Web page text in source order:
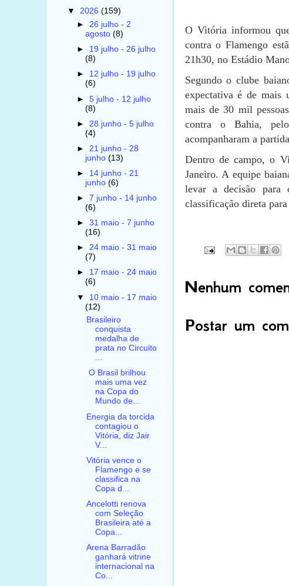
O Vitória informou
contra o Flamengo
21h30, no Estádio
Segundo o clube
expectativa é de mais
mais de 30 mil
contra o Bahia,
acompanharam a
Dentro de campo, o
Janeiro. A equipe
levar a decisão
classificação direta
Nenhum
Postar um
▼ 2026 (159)
► 26 julho - 2
agosto (8)
► 19 julho - 26 julho
(8)
► 12 julho - 19 julho
(6)
► 5 julho - 12 julho
(8)
► 28 junho - 5 julho
(4)
► 21 junho - 28
junho (13)
► 14 junho - 21
junho (6)
► 7 junho - 14 junho
(6)
► 31 maio - 7 junho
(16)
► 24 maio - 31 maio
(7)
► 17 maio - 24 maio
(6)
▼ 10 maio - 17 maio
(12)
Brasileiro
conquista
medalha de
prata no Circuito
...
O Brasil brilhou
mais uma vez
na Copa do
Mundo de...
Energia da torcida
contagiou o
Vitória, diz Jair
V...
Vitória vence o
Flamengo e se
classifica na
Copa d...
Ancelotti renova
com Seleção
Brasileira até a
Copa...
Arena Barradão
ganhará vitrine
internacional na
Co...